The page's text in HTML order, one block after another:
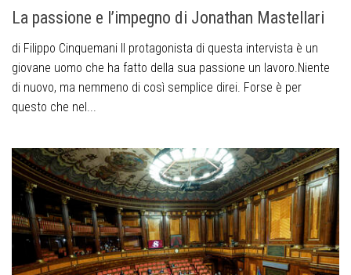
La passione e l’impegno di Jonathan Mastellari
di Filippo Cinquemani Il protagonista di questa intervista è un
giovane uomo che ha fatto della sua passione un lavoro.Niente
di nuovo, ma nemmeno di così semplice direi. Forse è per
questo che nel...